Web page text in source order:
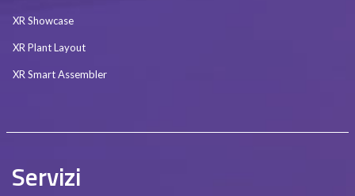
XR Showcase
XR Plant Layout
XR Smart Assembler
Servizi